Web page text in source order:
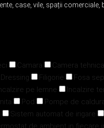
Camara Camera tehnica
Dressing Filigorie Fosa
pe lemne Incalzire
Pod Pompe de
Sistem automat de irigare
de ambient in fiecare
case, vile, spații